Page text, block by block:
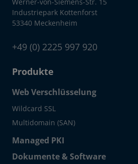
Industriepark Kottenforst
53340 Meckenheim
+49 (0) 2225 997 920
Produkte
Web Verschlüsselung
Wildcard SSL
Multidomain (SAN)
Managed PKI
Dokumente & Software